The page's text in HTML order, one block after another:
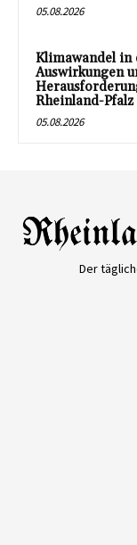
05.08.2026
Klimawandel in
Auswirkungen
Rheinland-Pfalz
05.08.2026
Der